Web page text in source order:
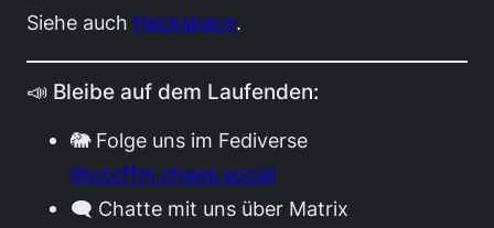
Siehe auch Hackspace.
📣 Bleibe auf dem Laufenden:
🐘 Folge uns im Fediverse
@cccffm.chaos.social
🗨️ Chatte mit uns über Matrix